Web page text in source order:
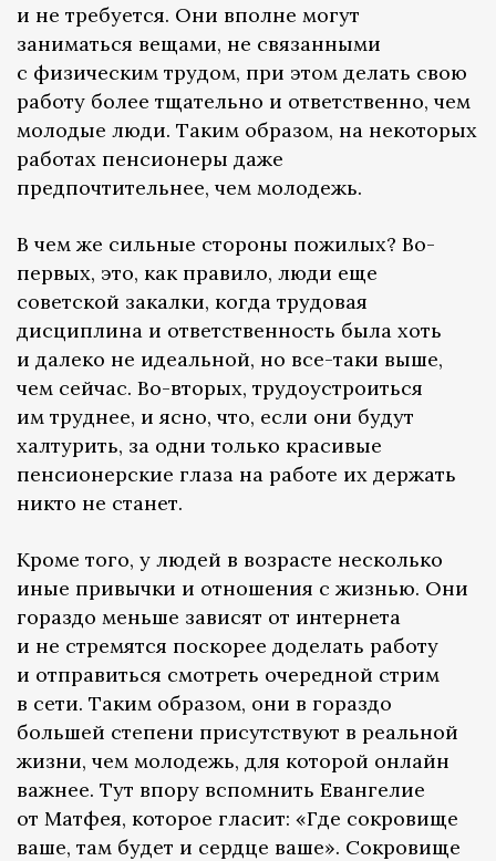
и не требуется. Они вполне могут
заниматься вещами, не связанными
с физическим трудом, при этом делать свою
работу более тщательно и ответственно, чем
молодые люди. Таким образом, на некоторых
работах пенсионеры даже
предпочтительнее, чем молодежь.
В чем же сильные стороны пожилых? Во-
первых, это, как правило, люди еще
советской закалки, когда трудовая
дисциплина и ответственность была хоть
и далеко не идеальной, но все-таки выше,
чем сейчас. Во-вторых, трудоустроиться
им труднее, и ясно, что, если они будут
халтурить, за одни только красивые
пенсионерские глаза на работе их держать
никто не станет.
Кроме того, у людей в возрасте несколько
иные привычки и отношения с жизнью. Они
гораздо меньше зависят от интернета
и не стремятся поскорее доделать работу
и отправиться смотреть очередной стрим
в сети. Таким образом, они в гораздо
большей степени присутствуют в реальной
жизни, чем молодежь, для которой онлайн
важнее. Тут впору вспомнить Евангелие
от Матфея, которое гласит: «Где сокровище
ваше, там будет и сердце ваше». Сокровище